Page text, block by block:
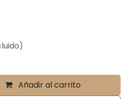
Añadir al carrito